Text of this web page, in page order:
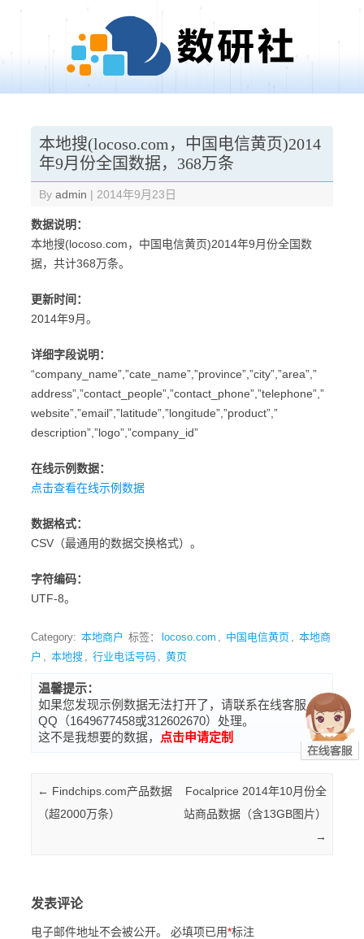
本地搜(locoso.com，中国电信黄页)2014
年9月份全国数据，368万条
By admin | 2014年9月23日
数据说明：
本地搜(locoso.com，中国电信黄页)2014年9月份全国数
据，共计368万条。
更新时间：
2014年9月。
详细字段说明：
“company_name”,”cate_name”,”province”,”city”,”area”,”
address”,”contact_people”,”contact_phone”,”telephone”,”
website”,”email”,”latitude”,”longitude”,”product”,”
description”,”logo”,”company_id”
在线示例数据：
点击查看在线示例数据
数据格式：
CSV（最通用的数据交换格式）。
字符编码：
UTF-8。
Category: 本地商户 标签： locoso.com , 中国电信黄页 , 本地商
户 , 本地搜 , 行业电话号码 , 黄页
温馨提示：
如果您发现示例数据无法打开了，请联系在线客服
QQ（1649677458或312602670）处理。
这不是我想要的数据，
点击申请定制
Post navigation
← Findchips.com产品数据
（超2000万条）
Focalprice 2014年10月份全
站商品数据（含13GB图片）
→
发表评论
电子邮件地址不会被公开。 必填项已用*标注